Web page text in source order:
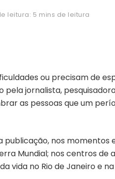
leitura: 5 mins de leitura
ou precisam de
pela jornalista,
as pessoas que um
publicação, nos momentos
Mundial; nos centros de
vida no Rio de Janeiro e